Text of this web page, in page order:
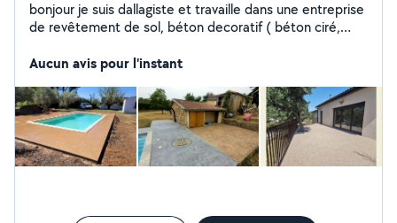
bonjour je suis dallagiste et travaille dans une entreprise
de revêtement de sol, béton decoratif ( béton ciré,
en pierres ou en parpaings.. je touche à tout les petits
meubles, électricité, taillage des arbres, jardinage..ect..)
je suis avotre disposition le samedi et dimanche
uniquement.. cordialement
Aucun avis pour l'instant